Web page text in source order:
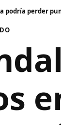
podría perder